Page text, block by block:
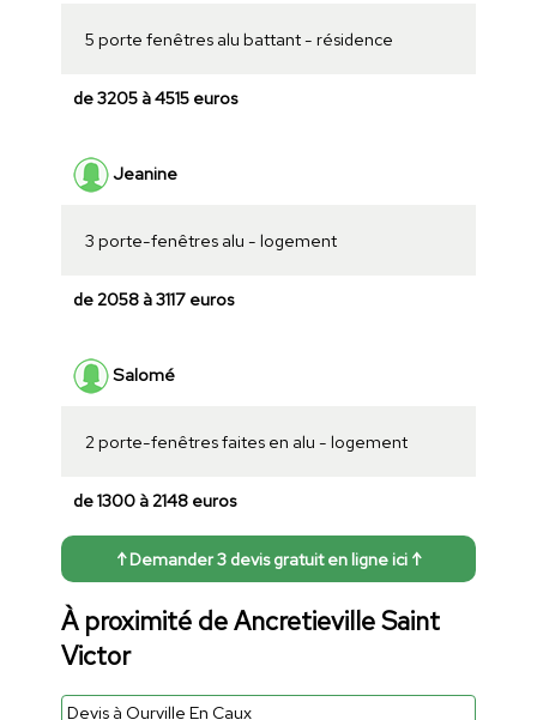
5 porte fenêtres alu battant - résidence
de 3205 à 4515 euros
Jeanine
3 porte-fenêtres alu - logement
de 2058 à 3117 euros
Salomé
2 porte-fenêtres faites en alu - logement
de 1300 à 2148 euros
↑ Demander 3 devis gratuit en ligne ici ↑
À proximité de Ancretieville Saint
Victor
Devis à Ourville En Caux